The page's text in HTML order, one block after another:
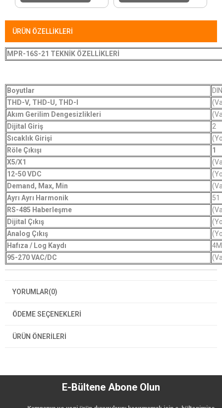
ÜRÜN ÖZELLIKLERI
MPR-16S-21 TEKNİK ÖZELLİKLERİ
Boyutlar
THD-V, THD-U, THD-I
Akım Gerilim Dengesizlikleri
Dijital Giriş
2
Sıcaklık Girişi
Röle Çıkışı
1
X5/X1
12-50 VDC
Demand, Max, Min
Ayrı Ayrı Harmonik
51
RS-485 Haberleşme
Dijital Çıkış
Analog Çıkış
Hafıza / Log Kaydı
95-270 VAC/DC
YORUMLAR(0)
ÖDEME SEÇENEKLERI
ÜRÜN ÖNERILERI
E-Bültene Abone Olun